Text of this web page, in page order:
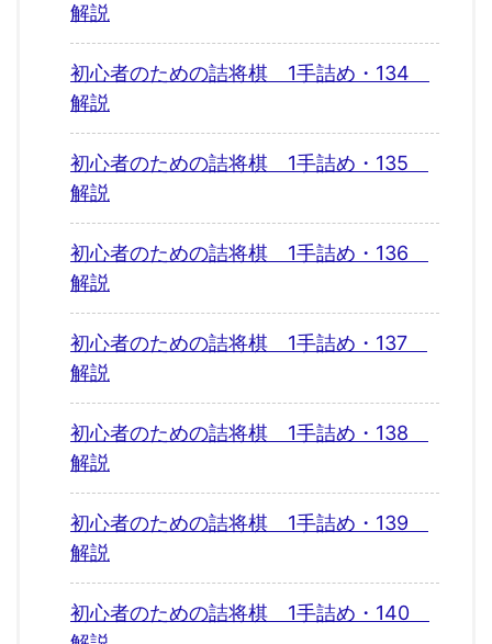
解説
初心者のための詰将棋 1手詰め・134
解説
初心者のための詰将棋 1手詰め・135
解説
初心者のための詰将棋 1手詰め・136
解説
初心者のための詰将棋 1手詰め・137
解説
初心者のための詰将棋 1手詰め・138
解説
初心者のための詰将棋 1手詰め・139
解説
初心者のための詰将棋 1手詰め・140